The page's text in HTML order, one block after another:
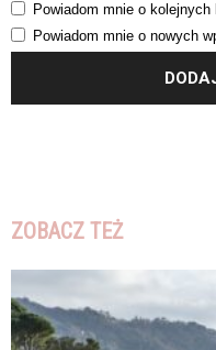
Powiadom mnie o
Powiadom mnie o nowych
ZOBACZ TEŻ